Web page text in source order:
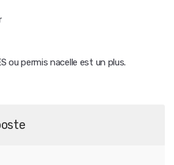
ou permis nacelle est un plus.